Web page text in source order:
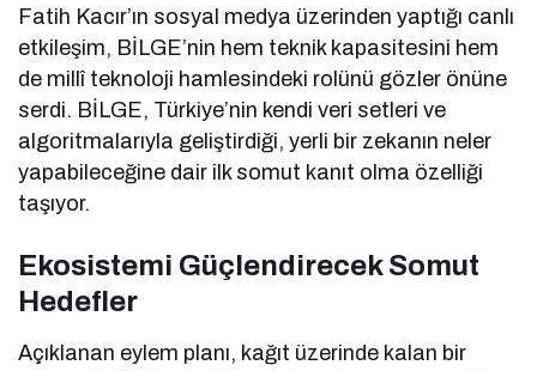
Fatih Kacır’ın sosyal medya üzerinden yaptığı canlı
etkileşim, BİLGE’nin hem teknik kapasitesini hem
de millî teknoloji hamlesindeki rolünü gözler önüne
serdi. BİLGE, Türkiye’nin kendi veri setleri ve
algoritmalarıyla geliştirdiği, yerli bir zekanın neler
yapabileceğine dair ilk somut kanıt olma özelliği
taşıyor.
Ekosistemi Güçlendirecek Somut
Hedefler
Açıklanan eylem planı, kağıt üzerinde kalan bir